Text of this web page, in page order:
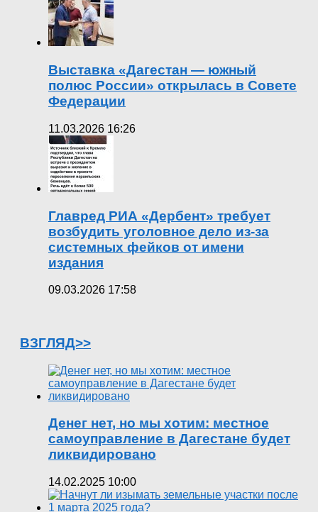
Выставка «Дагестан — южный
полюс России» открылась в Совете
Федерации
11.03.2026 16:26
Главред РИА «Дербент» требует
возбудить уголовное дело из-за
системных фейков от имени
издания
09.03.2026 17:58
ВЗГЛЯД>>
Денег нет, но мы хотим: местное
самоуправление в Дагестане будет
ликвидировано
14.02.2025 10:00